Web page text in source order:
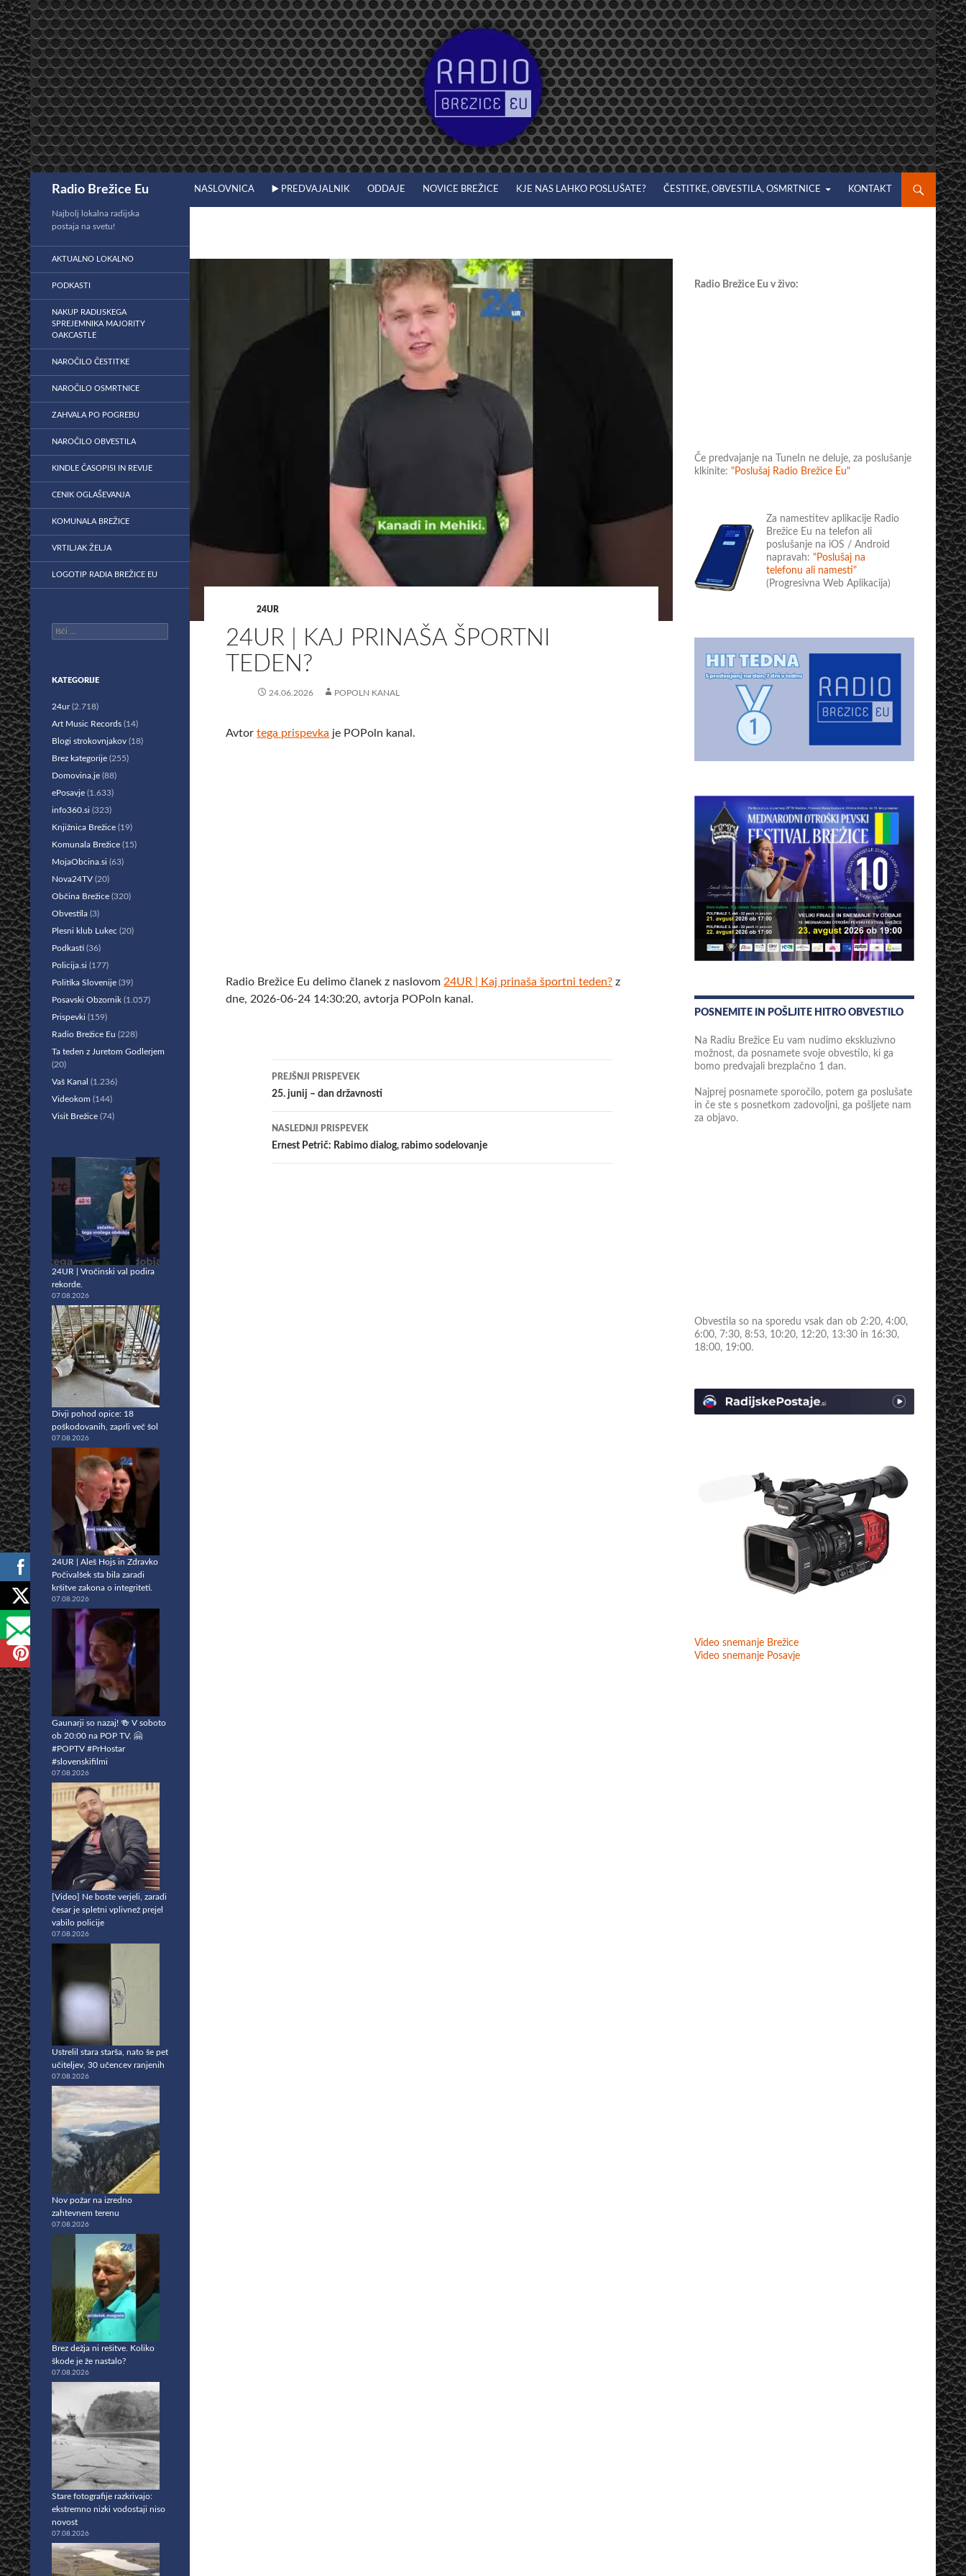
Preskoči
na
vsebino
Radio Brežice Eu NASLOVNICA ▶️ PREDVAJALNIK ODDAJE NOVICE BREŽICE KJE NAS LAHKO POSLUŠATE? ČESTITKE, OBVESTILA, OSMRTNICE KONTAKT
24UR
24UR | KAJ PRINAŠA ŠPORTNI
TEDEN?
24.06.2026 POPOLN KANAL
Avtortega prispevka je POPoln kanal.
Radio Brežice Eu delimo članek z naslovom 24UR | Kaj prinaša športni teden? z
dne, 2026-06-24 14:30:20, avtorja POPoln kanal.
Krmarjenje
po
prispevkih
PREJŠNJI PRISPEVEK
25. junij – dan državnosti
NASLEDNJI PRISPEVEK
Ernest Petrič: Rabimo dialog, rabimo sodelovanje
Radio Brežice Eu v živo:
Če predvajanje na TuneIn ne deluje, za poslušanje
klkinite: "Poslušaj Radio Brežice Eu"
Za namestitev aplikacije Radio
Brežice Eu na telefon ali
poslušanje na iOS / Android
napravah: "Poslušaj na
telefonu ali namesti"
(Progresivna Web Aplikacija)
POSNEMITE IN POŠLJITE HITRO OBVESTILO
Na Radiu Brežice Eu vam nudimo ekskluzivno
možnost, da posnamete svoje obvestilo, ki ga
bomo predvajali brezplačno 1 dan.
Najprej posnamete sporočilo, potem ga poslušate
in če ste s posnetkom zadovoljni, ga pošljete nam
za objavo.
Obvestila so na sporedu vsak dan ob 2:20, 4:00,
6:00, 7:30, 8:53, 10:20, 12:20, 13:30 in 16:30,
18:00, 19:00.
Video snemanje Brežice
Video snemanje Posavje
Najbolj lokalna radijska
postaja na svetu!
AKTUALNO LOKALNO
PODKASTI
NAKUP RADIJSKEGA
SPREJEMNIKA MAJORITY
OAKCASTLE
NAROČILO ČESTITKE
NAROČILO OSMRTNICE
ZAHVALA PO POGREBU
NAROČILO OBVESTILA
KINDLE ČASOPISI IN REVIJE
CENIK OGLAŠEVANJA
KOMUNALA BREŽICE
VRTILJAK ŽELJA
LOGOTIP RADIA BREŽICE EU
Išči:
KATEGORIJE
24ur(2.718)
Art Music Records (14)
Blogi strokovnjakov (18)
Brez kategorije (255)
Domovina.je (88)
ePosavje (1.633)
info360.si (323)
Knjižnica Brežice (19)
Komunala Brežice (15)
MojaObcina.si (63)
Nova24TV (20)
Občina Brežice (320)
Obvestila (3)
Plesni klub Lukec (20)
Podkasti (36)
Policija.si (177)
Politika Slovenije (39)
Posavski Obzornik (1.057)
Prispevki (159)
Radio Brežice Eu (228)
Ta teden z Juretom Godlerjem
(20)
Vaš Kanal (1.236)
Videokom (144)
Visit Brežice (74)
24UR | Vročinski val podira
rekorde.
07.08.2026
Divji pohod opice: 18
poškodovanih, zaprli več šol
07.08.2026
24UR | Aleš Hojs in Zdravko
Počivalšek sta bila zaradi
kršitve zakona o integriteti.
07.08.2026
Gaunarji so nazaj! 🍻 V soboto
ob 20:00 na POP TV. 🤗
#POPTV #PrHostar
#slovenskifilmi
07.08.2026
[Video] Ne boste verjeli, zaradi
česar je spletni vplivnež prejel
vabilo policije
07.08.2026
Ustrelil stara starša, nato še pet
učiteljev, 30 učencev ranjenih
07.08.2026
Nov požar na izredno
zahtevnem terenu
07.08.2026
Brez dežja ni rešitve. Koliko
škode je že nastalo?
07.08.2026
Stare fotografije razkrivajo:
ekstremno nizki vodostaji niso
novost
07.08.2026